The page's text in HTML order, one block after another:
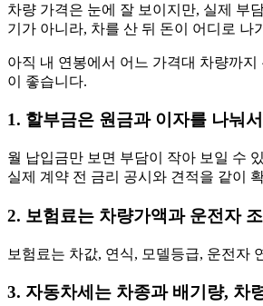
차량 가격은 눈에 잘 보이지만, 실제 부
기가 아니라, 차를 산 뒤 돈이 어디로
아직 내 연봉에서 어느 가격대 차량까
이 좋습니다.
1. 할부금은 원금과 이자를 나눠
월 납입금만 보면 부담이 작아 보일 수
실제 계약 전 금리 공시와 견적을 같이
2. 보험료는 차량가액과 운전자
보험료는 차값, 연식, 모델등급, 운전자
3. 자동차세는 차종과 배기량, 차